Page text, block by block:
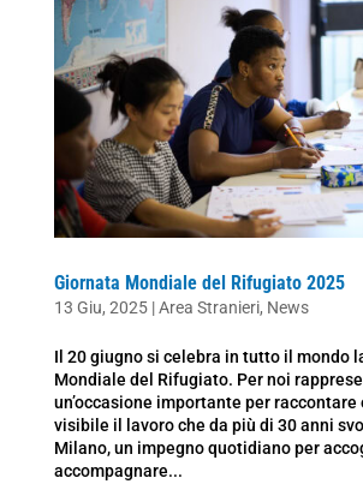
Giornata Mondiale del Rifugiato 2025
13 Giu, 2025|Area Stranieri, News
Il 20 giugno si celebra in tutto il mondo
Mondiale del Rifugiato. Per noi
un’occasione importante per raccontare
visibile il lavoro che da più di 30 anni
Milano, un impegno quotidiano per
accompagnare...